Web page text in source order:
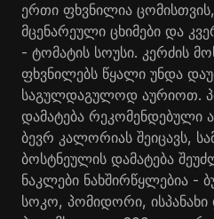
ერთი ფხვნილია
მცენარეული ცხიმები და
- ტომატის სოუსი. კერძის
ფხვნილებს წყალი უნდა
საგულდაგულოდ აურიოთ.
დამატება რეკომენდებული
ბევრ კალორიას შეიცავს,
ბოსტნეულის დამატება
ნაკლები ნახშირწყლებია -
სოკო, პომიდორი, ისპანახი